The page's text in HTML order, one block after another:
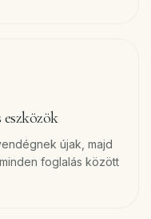
eszközök
újak, majd
foglalás között